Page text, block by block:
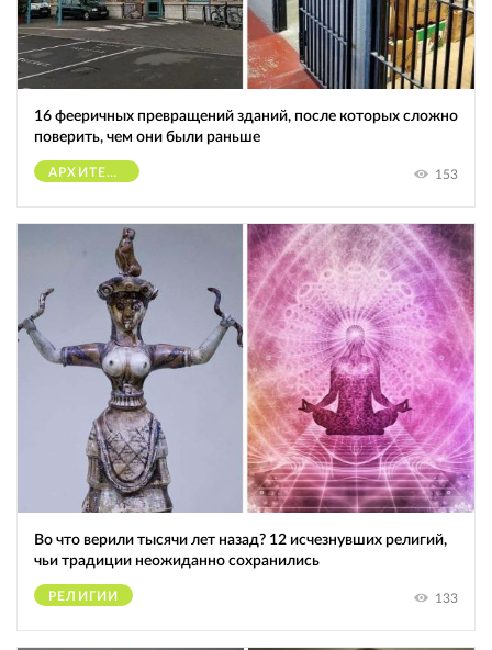
16 фееричных превращений зданий, после которых сложно
поверить, чем они были раньше
АРХИТЕКТУРА 153
Во что верили тысячи лет назад? 12 исчезнувших религий,
чьи традиции неожиданно сохранились
РЕЛИГИИ 133